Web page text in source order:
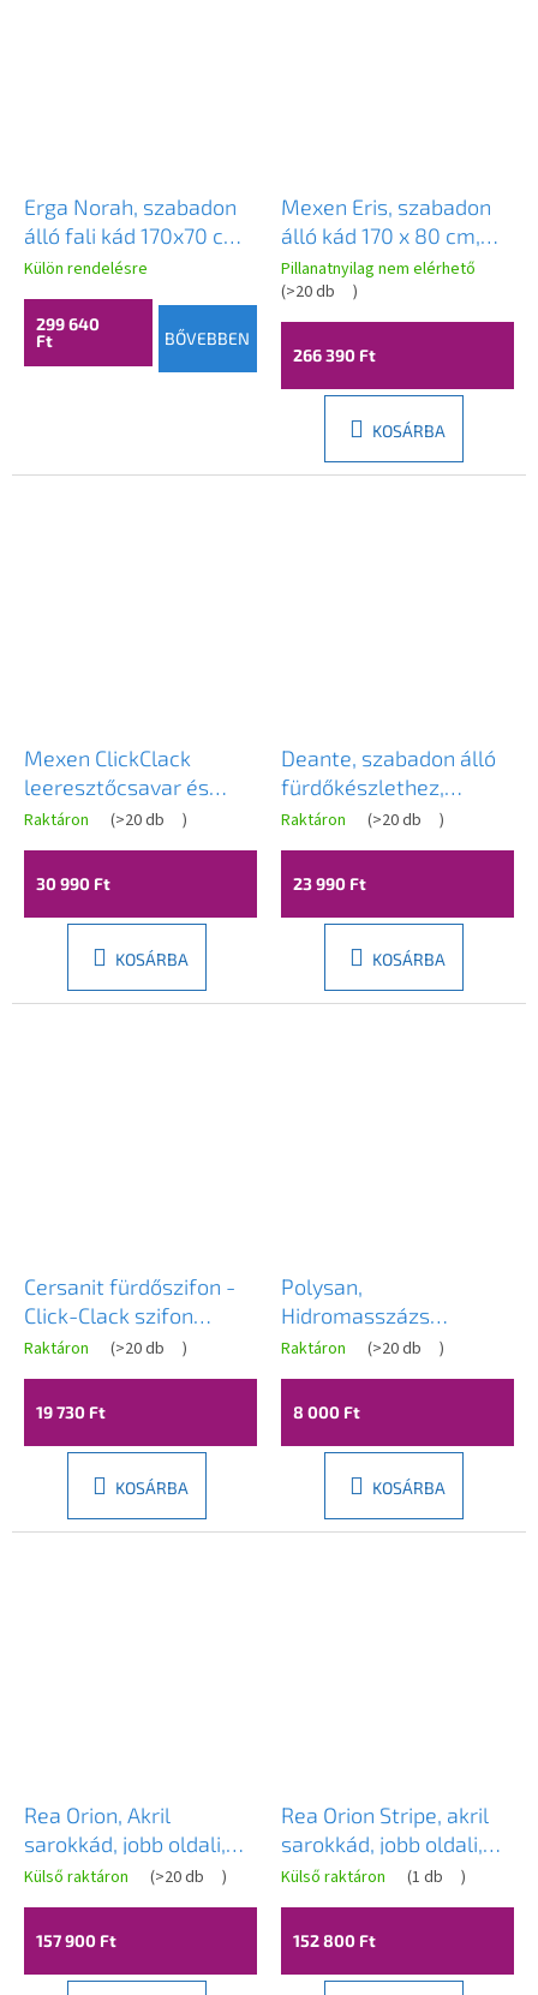
Erga Norah, szabadon
álló fali kád 170x70 cm
+ lefolyódugó, fehér
fényes felülettel, ERG-
NORAH-170070-WH-
WH
Külön rendelésre
299 640
Ft
BŐVEBBEN
Mexen Eris, szabadon
álló kád 170 x 80 cm,
fehér, fekete túlfolyó,
53441708000-70
Pillanatnyilag nem elérhető
(>20 db )
266 390 Ft
KOSÁRBA
Mexen ClickClack
leeresztőcsavar és
túlfolyófedél, rézmatt,
5100-65
Raktáron (>20 db )
30 990 Ft
KOSÁRBA
Deante, szabadon álló
fürdőkészlethez,
ClickClack típusú fém
dugóval és túlfolyó
sapkával, arany,
Raktáron (>20 db )
23 990 Ft
KOSÁRBA
Cersanit fürdőszifon -
Click-Clack szifon
szabadon álló, túlfolyó
nélküli fürdőkádhoz,
króm, S904-010
Raktáron (>20 db )
19 730 Ft
KOSÁRBA
Polysan,
Hidromasszázs
fürdőtisztító 1l, 93000
Raktáron (>20 db )
8 000 Ft
KOSÁRBA
Rea Orion, Akril
sarokkád, jobb oldali,
170 cm, REA-W0070
Külső raktáron (>20 db )
157 900 Ft
Rea Orion Stripe, akril
sarokkád, jobb oldali,
150 cm, REA-W0074
Külső raktáron (1 db )
152 800 Ft